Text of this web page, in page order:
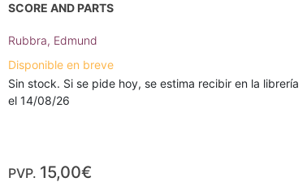
SCORE AND PARTS
Rubbra, Edmund
Disponible en breve
Sin stock. Si se pide hoy, se estima recibir en la librería
el 14/08/26
PVP. 15,00€